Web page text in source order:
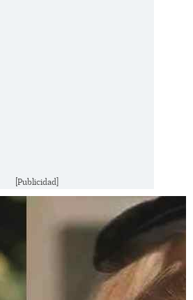
[Publicidad]